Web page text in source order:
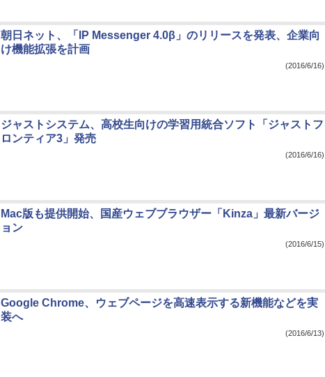
朝日ネット、「IP Messenger 4.0β」のリリースを発表、企業向
け機能拡張を計画
(2016/6/16)
ジャストシステム、高校生向けの学習用統合ソフト「ジャストフ
ロンティア3」発売
(2016/6/16)
Mac版も提供開始、国産ウェブブラウザー「Kinza」最新バージ
ョン
(2016/6/15)
Google Chrome、ウェブページを高速表示する新機能などを実
装へ
(2016/6/13)